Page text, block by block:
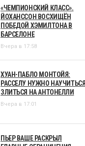
«ЧЕМПИОНСКИЙ КЛАСС».
ЙОХАНССОН ВОСХИЩЁН
ПОБЕДОЙ ХЭМИЛТОНА В
БАРСЕЛОНЕ
Вчера в 17:58
ХУАН-ПАБЛО МОНТОЙЯ:
РАССЕЛУ НУЖНО НАУЧИТЬСЯ
ЗЛИТЬСЯ НА АНТОНЕЛЛИ
Вчера в 17:01
ПЬЕР ВАШЕ РАСКРЫЛ